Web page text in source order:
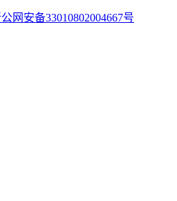
网安备33010802004667号